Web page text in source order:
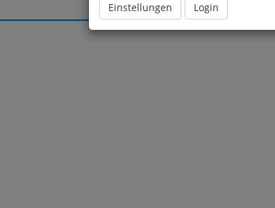
Einstellungen Login